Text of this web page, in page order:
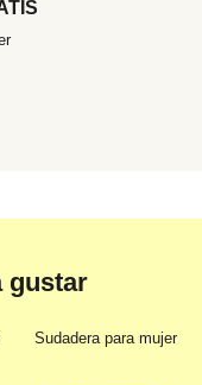
gustar
Sudadera para mujer